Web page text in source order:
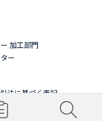
ー
加工部門
法に基づく表記
Reserved.